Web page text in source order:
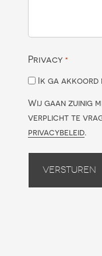
Privacy *
Ik ga akkoord
Wij gaan zuinig
verplicht te
privacybeleid.
Versturen